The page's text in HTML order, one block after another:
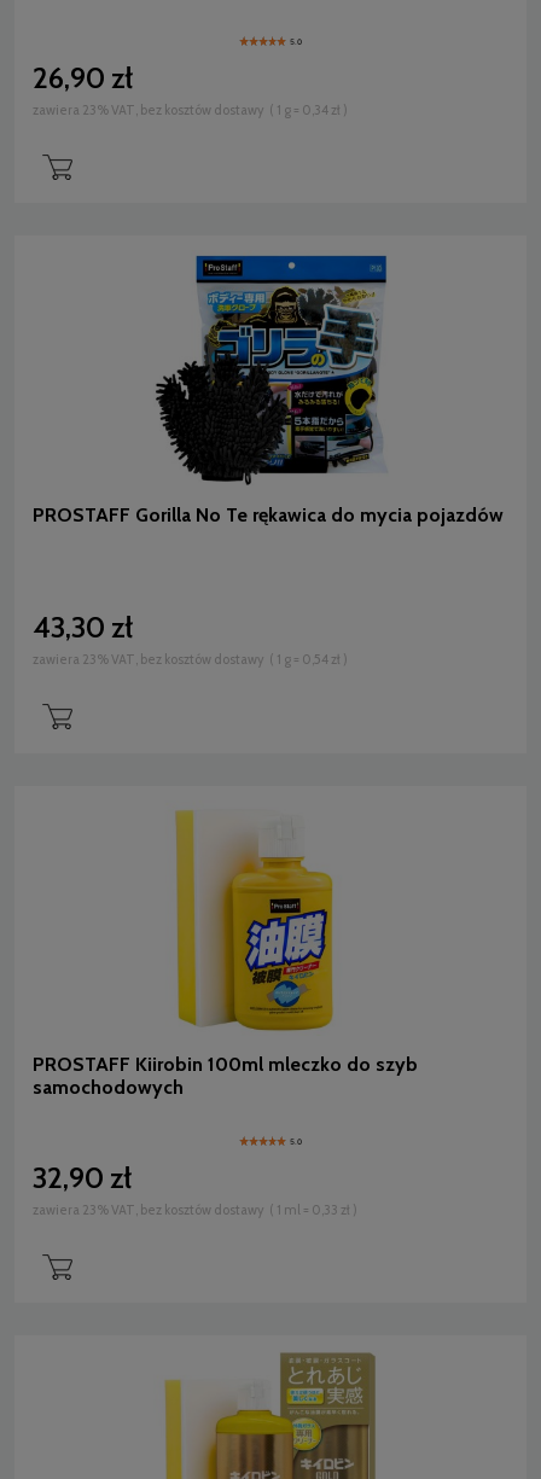
5.0
26,90 zł
zawiera 23% VAT, bez kosztów dostawy ( 1 g = 0,34 zł )
PROSTAFF Gorilla No Te rękawica do mycia pojazdów
43,30 zł
zawiera 23% VAT, bez kosztów dostawy ( 1 g = 0,54 zł )
PROSTAFF Kiirobin 100ml mleczko do szyb
samochodowych
5.0
32,90 zł
zawiera 23% VAT, bez kosztów dostawy ( 1 ml = 0,33 zł )